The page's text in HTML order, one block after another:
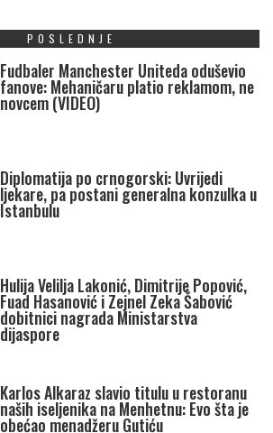
POSLEDNJE
Fudbaler Manchester Uniteda oduševio
fanove: Mehaničaru platio reklamom, ne
novcem (VIDEO)
Diplomatija po crnogorski: Uvrijedi
ljekare, pa postani generalna konzulka u
Istanbulu
Hulija Velilja Lakonić, Dimitrije Popović,
Fuad Hasanović i Zejnel Zeka Šabović
dobitnici nagrada Ministarstva
dijaspore
Karlos Alkaraz slavio titulu u restoranu
naših iseljenika na Menhetnu: Evo šta je
obećao menadžeru Gutiću